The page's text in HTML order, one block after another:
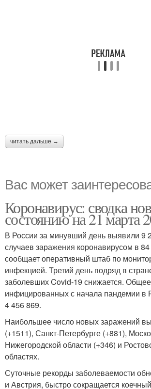
читать дальше →
Вас может
Коронавирус: сводка
состоянию на 21 марта
В России за минувший день выявили 9
случаев заражения коронавирусом в 84
сообщает оперативный штаб по
инфекцией. Третий день подряд в
заболевших Covid-19 снижается.
инфицированных с начала пандемии в
4 456 869.
Наибольшее число новых заражений
(+1511), Санкт-Петербурге (+881),
Нижегородской области (+346) и
областях.
Суточные рекорды заболеваемости
и Австрия, быстро сокращается